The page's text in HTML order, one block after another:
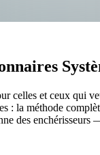
celles et ceux qui
: la méthode
des enchérisseurs